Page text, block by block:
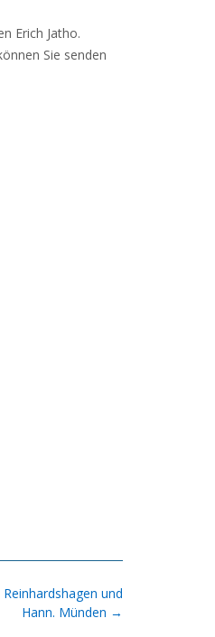
Erich Jatho.
Sie senden
und
Hann. Münden →